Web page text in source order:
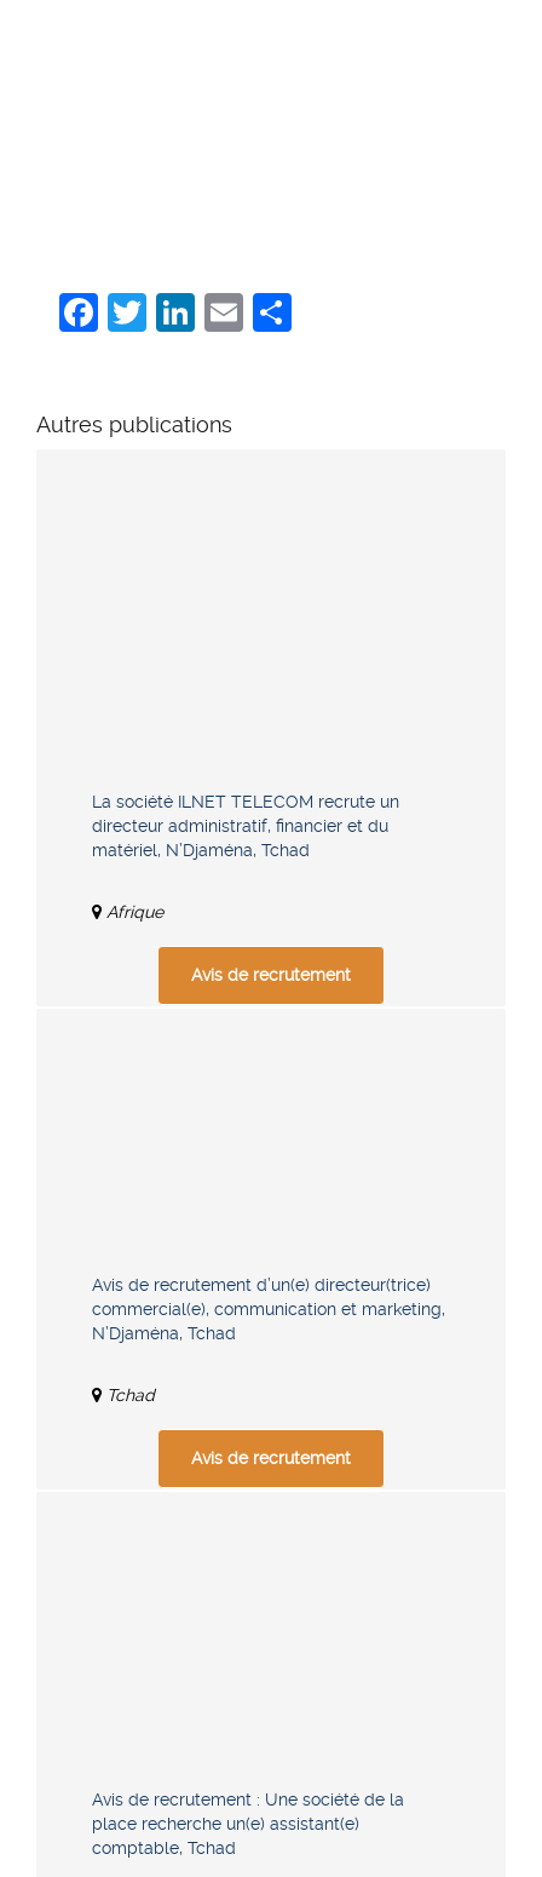
Facebook
Twitter
LinkedIn
Email
Autres publications
La société ILNET TELECOM recrute un
directeur administratif, financier et du
matériel, N’Djaména, Tchad
Afrique
Avis de recrutement
Avis de recrutement d’un(e) directeur(trice)
commercial(e), communication et marketing,
N’Djaména, Tchad
Tchad
Avis de recrutement
Avis de recrutement : Une société de la
place recherche un(e) assistant(e)
comptable, Tchad